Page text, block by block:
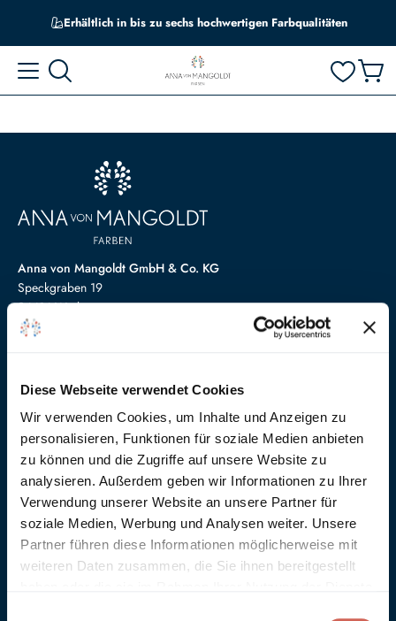
Diese Webseite verwendet Cookies
Wir verwenden Cookies, um Inhalte und Anzeigen zu
personalisieren, Funktionen für soziale Medien anbieten
zu können und die Zugriffe auf unsere Website zu
analysieren. Außerdem geben wir Informationen zu Ihrer
Verwendung unserer Website an unsere Partner für
soziale Medien, Werbung und Analysen weiter. Unsere
Partner führen diese Informationen möglicherweise mit
weiteren Daten zusammen, die Sie ihnen bereitgestellt
Erhältlich in bis zu sechs hochwertigen Farbqualitäten
Anna von Mangoldt GmbH & Co. KG
Speckgraben 19
34414 Warburg
+49 5274 3062200
Versand & Rückgabe
Farbmuster bestellen
Kontakt
FAQ
Technische Datenblätter
Farbberatung
Händler
Händler finden
Händlerportal